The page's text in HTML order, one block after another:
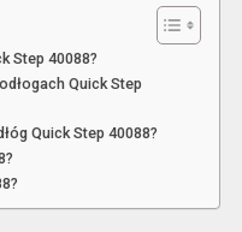
Step 40088?
Quick Step
Quick Step 40088?